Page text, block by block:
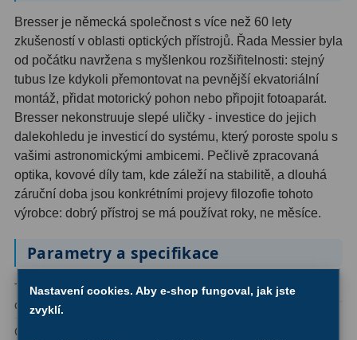
Univerzální38
Kapesní14
Dětské 7
Námořní12
Sportovní
Divadelní2
Dálkoměry a Noční vidění17
Dálkoměry9
Noční vidění8
Mikroskopy
Bresser je německá společnost s více než 60 lety
zkušeností v oblasti optických přístrojů. Řada Messier byla
od počátku navržena s myšlenkou rozšiřitelnosti: stejný
tubus lze kdykoli přemontovat na pevnější ekvatoriální
montáž, přidat motorický pohon nebo připojit fotoaparát.
Bresser nekonstruuje slepé uličky - investice do jejich
dalekohledu je investicí do systému, který poroste spolu s
vašimi astronomickými ambicemi. Pečlivě zpracovaná
optika, kovové díly tam, kde záleží na stabilitě, a dlouhá
záruční doba jsou konkrétními projevy filozofie tohoto
výrobce: dobrý přístroj se má používat roky, ne měsíce.
Parametry a specifikace
Typ
dalekohledu:
Refraktor
Optická
Montáž:
Azimutální
Nastavení cookies. Aby e-shop fungoval, jak jste
zvyklí.